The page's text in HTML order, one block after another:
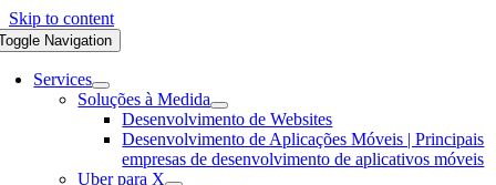
Skip to content
Navigation
Services
Soluções à Medida
Desenvolvimento de Websites
Desenvolvimento de Aplicações Móveis | Principais
empresas de desenvolvimento de aplicativos móveis
Uber para X